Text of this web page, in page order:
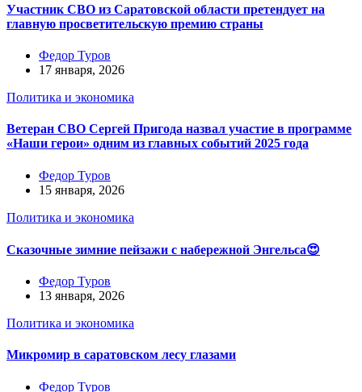
Участник СВО из Саратовской области претендует на
главную просветительскую премию страны
Федор Туров
17 января, 2026
Политика и экономика
Ветеран СВО Сергей Пригода назвал участие в программе
«Наши герои» одним из главных событий 2025 года
Федор Туров
15 января, 2026
Политика и экономика
Сказочные зимние пейзажи с набережной Энгельса😍
Федор Туров
13 января, 2026
Политика и экономика
Микромир в саратовском лесу глазами
Федор Туров